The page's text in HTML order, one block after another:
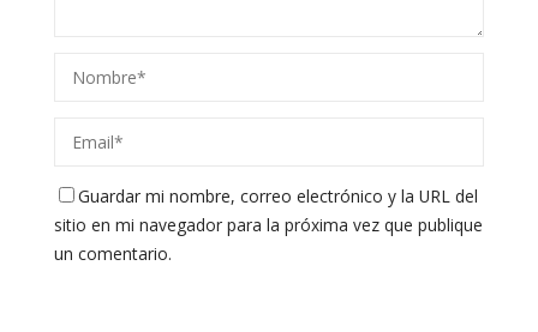
Guardar mi nombre, correo electrónico y la URL del
sitio en mi navegador para la próxima vez que publique
un comentario.